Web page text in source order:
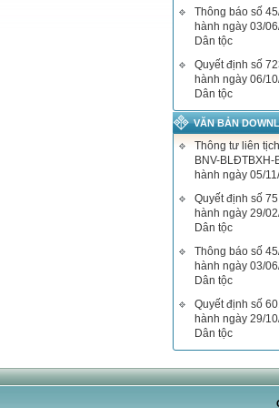
Thông báo số
hành ngày 03/
Dân tộc
Quyết định số
hành ngày 06/
Dân tộc
VĂN BẢN
Thông tư liên
BNV-BLĐTBXH-
hành ngày 05/
Quyết định số
hành ngày 29/
Dân tộc
Thông báo số
hành ngày 03/
Dân tộc
Quyết định số
hành ngày 29/
Dân tộc